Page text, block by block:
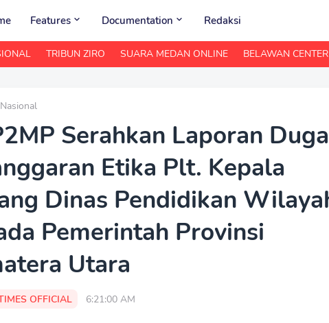
Features Documentation Redaksi
TRIBUN ZIRO SUARA MEDAN ONLINE BELAWAN CENTER
Nasional
Serahkan Laporan
Etika Plt. Kepala
Dinas Pendidikan
Pemerintah Provinsi
Utara
OFFICIAL 6:21:00 AM